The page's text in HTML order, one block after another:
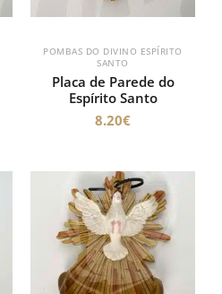
POMBAS DO DIVINO ESPÍRITO
SANTO
Placa de Parede do
Espírito Santo
8.20€